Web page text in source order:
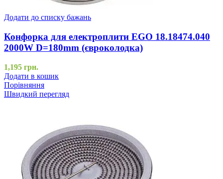
Додати до списку бажань
Конфорка для електроплити EGO 18.18474.040
2000W D=180mm (євроколодка)
1,195 грн.
Додати в кошик
Порівняння
Швидкий перегляд